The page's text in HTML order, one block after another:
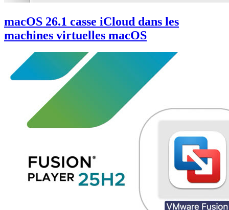
macOS 26.1 casse iCloud dans les
machines virtuelles macOS